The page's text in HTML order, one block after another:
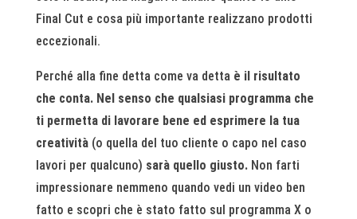
Final Cut e cosa più importante realizzano prodotti
eccezionali.
Perché alla fine detta come va detta è il risultato
che conta. Nel senso che qualsiasi programma che
ti permetta di lavorare bene ed esprimere la tua
creatività(o quella del tuo cliente o capo nel caso
lavori per qualcuno) sarà quello giusto.Non farti
impressionare nemmeno quando vedi un video ben
fatto e scopri che è stato fatto sul programma X o